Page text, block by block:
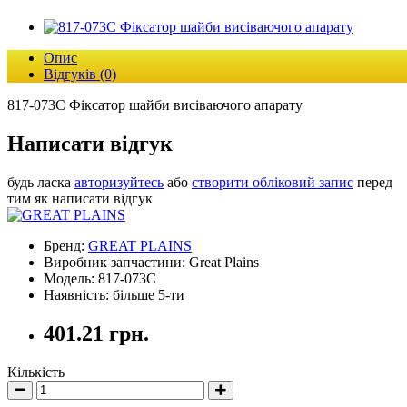
Опис
Відгуків (0)
817-073C Фіксатор шайби висіваючого апарату
Написати відгук
будь ласка авторизуйтесь або створити обліковий запис перед
тим як написати відгук
Бренд: GREAT PLAINS
Виробник запчастини: Great Plains
Модель: 817-073C
Наявність: більше 5-ти
401.21 грн.
Кількість